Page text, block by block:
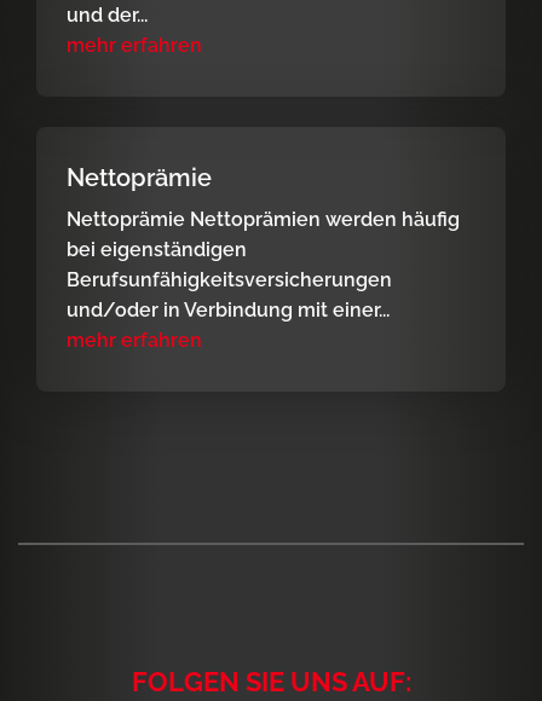
und der...
mehr erfahren
Nettoprämie
Nettoprämie Nettoprämien werden häufig
bei eigenständigen
Berufsunfähigkeitsversicherungen
und/oder in Verbindung mit einer...
mehr erfahren
FOLGEN SIE UNS AUF: